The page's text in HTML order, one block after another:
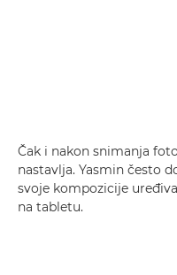
Čak i nakon snimanja
nastavlja. Yasmin često
svoje kompozicije
na tabletu.